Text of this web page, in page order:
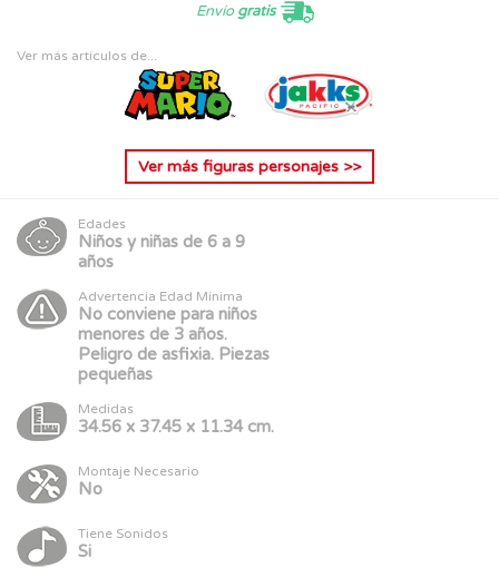
Envíogratis
Ver más artículos de...
Ver más figuras personajes >>
Edades
Niños y niñas de 6 a 9
años
Advertencia Edad Mínima
No conviene para niños
menores de 3 años.
Peligro de asfixia. Piezas
pequeñas
Medidas
34.56 x 37.45 x 11.34 cm.
Montaje Necesario
No
Tiene Sonidos
Si